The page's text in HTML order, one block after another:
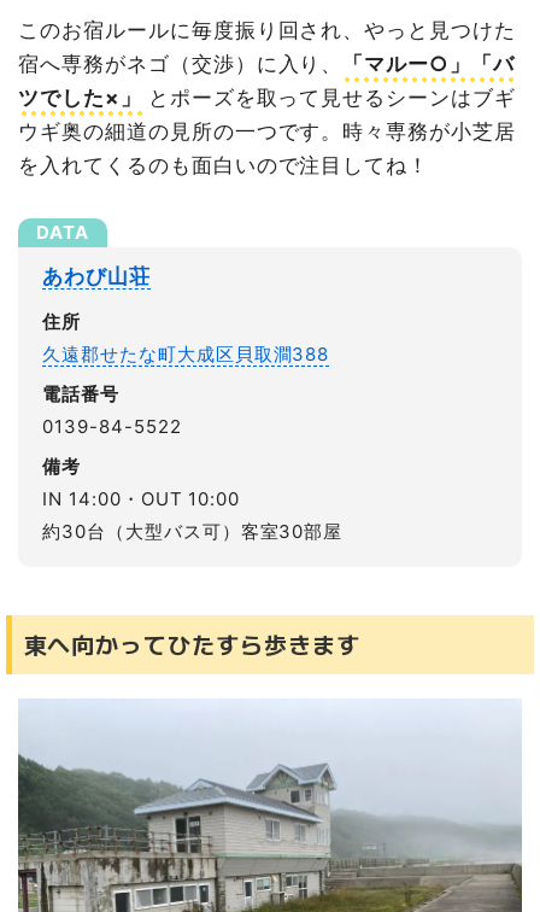
このお宿ルールに毎度振り回され、やっと見つけた
宿へ専務がネゴ（交渉）に入り、
「マルー○」「バ
ツでした×」
とポーズを取って見せるシーンはブギ
ウギ奥の細道の見所の一つです。時々専務が小芝居
を入れてくるのも面白いので注目してね！
あわび山荘
住所
久遠郡せたな町大成区貝取澗388
電話番号
0139-84-5522
備考
IN 14:00・OUT 10:00
約30台（大型バス可）客室30部屋
東へ向かってひたすら歩きます